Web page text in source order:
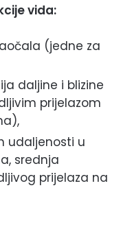
vida:
(jedne za
daljine i blizine
prijelazom
udaljenosti u
srednja
prijelaza na